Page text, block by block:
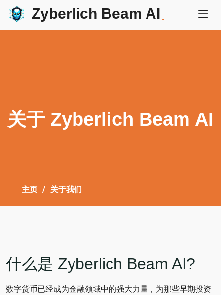
Zyberlich Beam AI.
关于 Zyberlich Beam AI
主页 关于我们
什么是 Zyberlich Beam AI?
数字货币已经成为金融领域中的强大力量，为那些早期投资